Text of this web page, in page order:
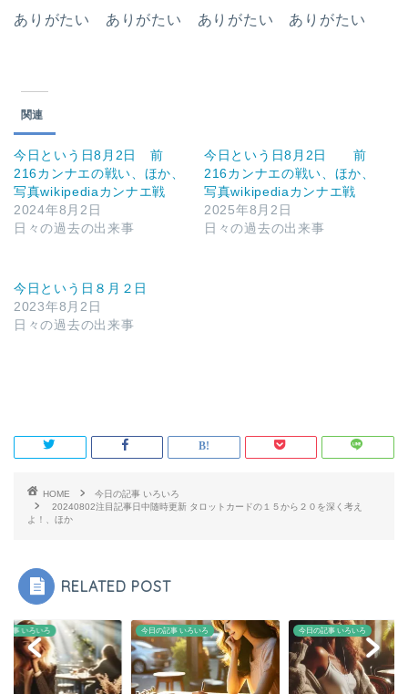
ありがたい ありがたい ありがたい ありがたい
関連
今日という日8月2日 前
216カンナエの戦い、ほか、
写真wikipediaカンナエ戦
2024年8月2日
日々の過去の出来事
今日という日8月2日 前
216カンナエの戦い、ほか、
写真wikipediaカンナエ戦
2025年8月2日
日々の過去の出来事
今日という日８月２日
2023年8月2日
日々の過去の出来事
HOME
今日の記事 いろいろ
20240802注目記事日中随時更新 タロットカードの１５から２０を深く考え
よ！、ほか
RELATED POST
記事 いろいろ 今日の記事 いろいろ 今日の記事 いろいろ